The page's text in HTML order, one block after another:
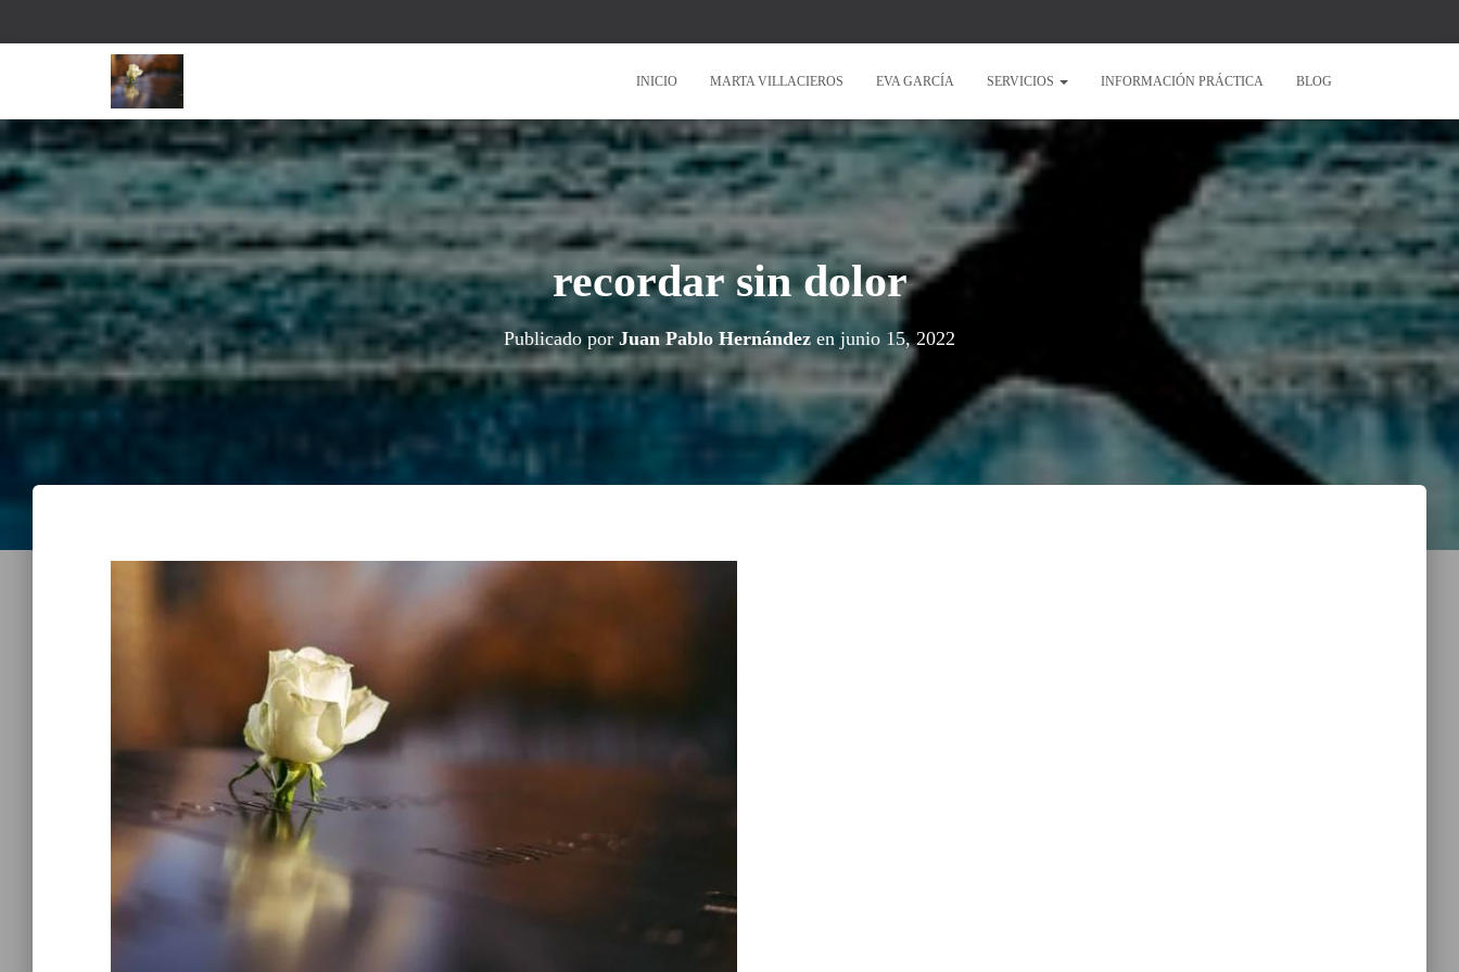
INICIO MARTA VILLACIEROS EVA GARCÍA SERVICIOS INFORMACIÓN PRÁCTICA BLOG
recordar sin dolor
Publicado por Juan Pablo Hernández en junio 15, 2022